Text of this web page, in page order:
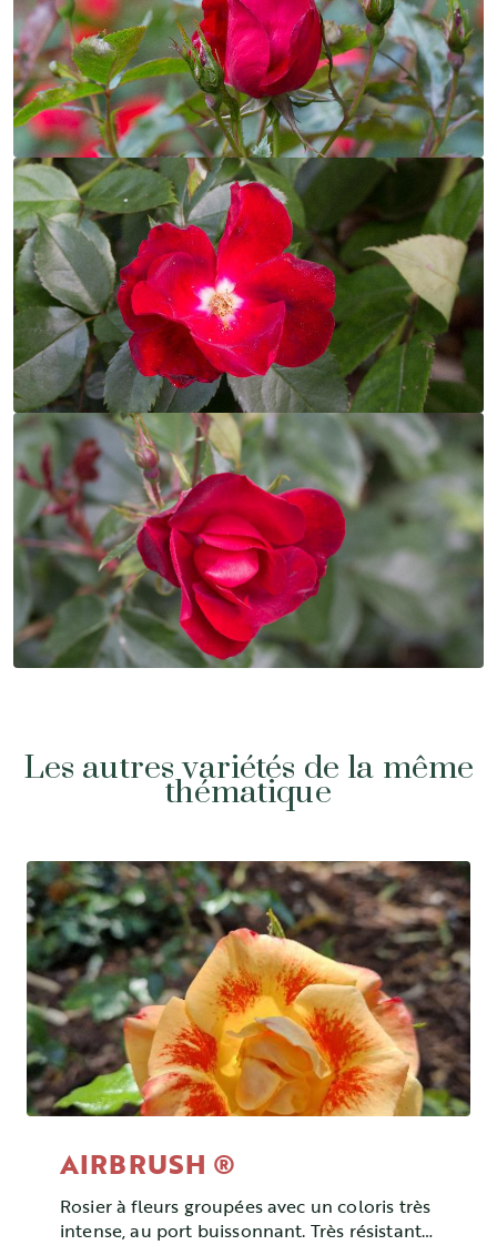
Les autres variétés de la même
thématique
AIRBRUSH ®
Rosier à fleurs groupées avec un coloris très
intense, au port buissonnant. Très résistant